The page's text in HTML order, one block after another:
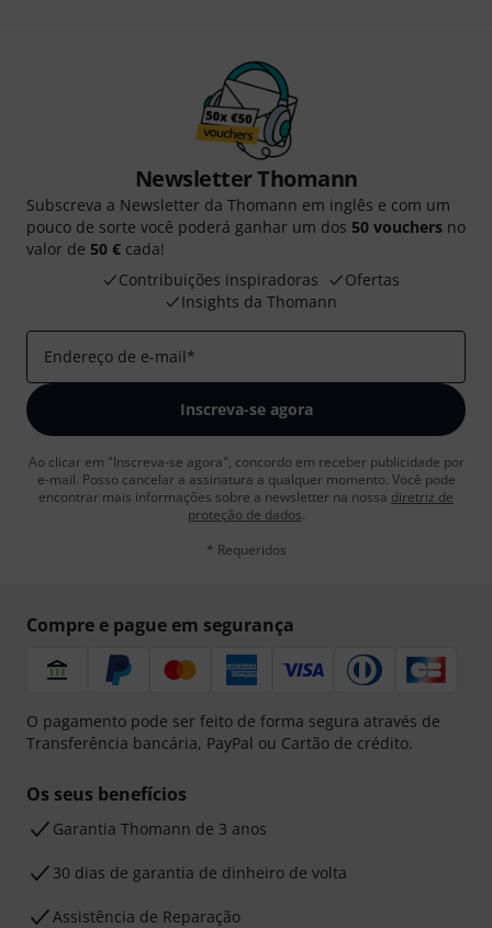
Newsletter Thomann
Subscreva a Newsletter da Thomann em inglês e com um
pouco de sorte você poderá ganhar um dos 50 vouchers no
valor de 50 € cada!
Contribuições inspiradoras
Ofertas
Insights da Thomann
Endereço de e-mail*
Inscreva-se agora
Ao clicar em "Inscreva-se agora", concordo em receber publicidade por
e-mail. Posso cancelar a assinatura a qualquer momento. Você pode
encontrar mais informações sobre a newsletter na nossa diretriz de
proteção de dados.
* Requeridos
Compre e pague em segurança
O pagamento pode ser feito de forma segura através de
Transferência bancária, PayPal ou Cartão de crédito.
Os seus benefícios
Garantia Thomann de 3 anos
30 dias de garantia de dinheiro de volta
Assistência de Reparação